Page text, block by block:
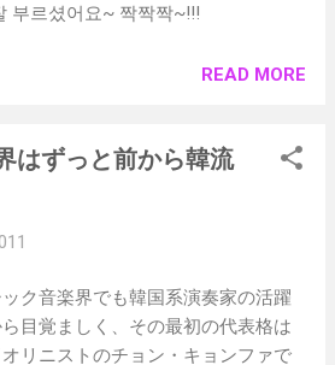
부르셨어요~ 짝짝짝~!!!
READ MORE
はずっと前から韓流
ク音楽界でも韓国系演奏家の活躍
目覚ましく、その最初の代表格は
リニストのチョン・キョンファで